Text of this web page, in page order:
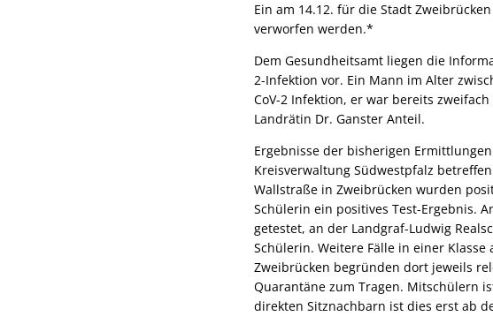
Ein am 14.12. für die Stadt
verworfen werden.*
Dem Gesundheitsamt liegen die
2-Infektion vor. Ein Mann im Alter
CoV-2 Infektion, er war bereits
Landrätin Dr. Ganster Anteil.
Ergebnisse der bisherigen
Kreisverwaltung Südwestpfalz
Wallstraße in Zweibrücken wurden
Schülerin ein positives Test-Ergebnis.
getestet, an der Landgraf-Ludwig
Schülerin. Weitere Fälle in einer
Zweibrücken begründen dort jeweils
Quarantäne zum Tragen. Mitschülern
direkten Sitznachbarn ist dies erst ab